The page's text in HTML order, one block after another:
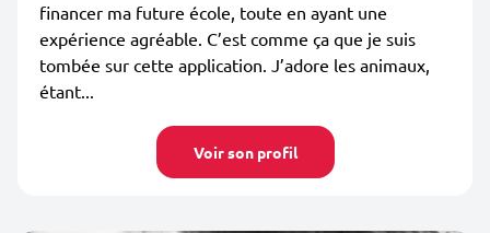
financer ma future école, toute en ayant une
expérience agréable. C’est comme ça que je suis
tombée sur cette application. J’adore les animaux,
étant...
Voir son profil